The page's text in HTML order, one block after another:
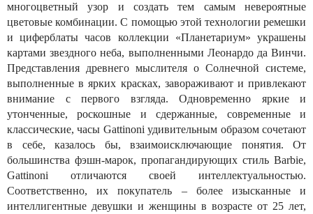
многоцветный узор и создать тем самым невероятные
цветовые комбинации. С помощью этой технологии ремешки
и циферблаты часов коллекции «Планетариум» украшены
картами звездного неба, выполненными Леонардо да Винчи.
Представления древнего мыслителя о Солнечной системе,
выполненные в ярких красках, завораживают и привлекают
внимание с первого взгляда. Одновременно яркие и
утонченные, роскошные и сдержанные, современные и
классические, часы Gattinoni удивительным образом сочетают
в себе, казалось бы, взаимоисключающие понятия. От
большинства фэшн-марок, пропагандирующих стиль Barbie,
Gattinoni отличаются своей интеллектуальностью.
Соответственно, их покупатель – более изысканные и
интеллигентные девушки и женщины в возрасте от 25 лет,